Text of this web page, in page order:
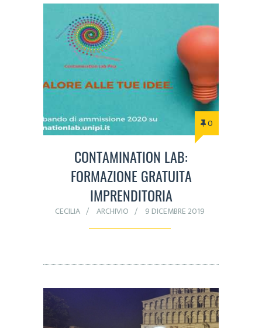
0
CONTAMINATION LAB:
FORMAZIONE GRATUITA
IMPRENDITORIA
CECILIA ARCHIVIO 9 DICEMBRE 2019